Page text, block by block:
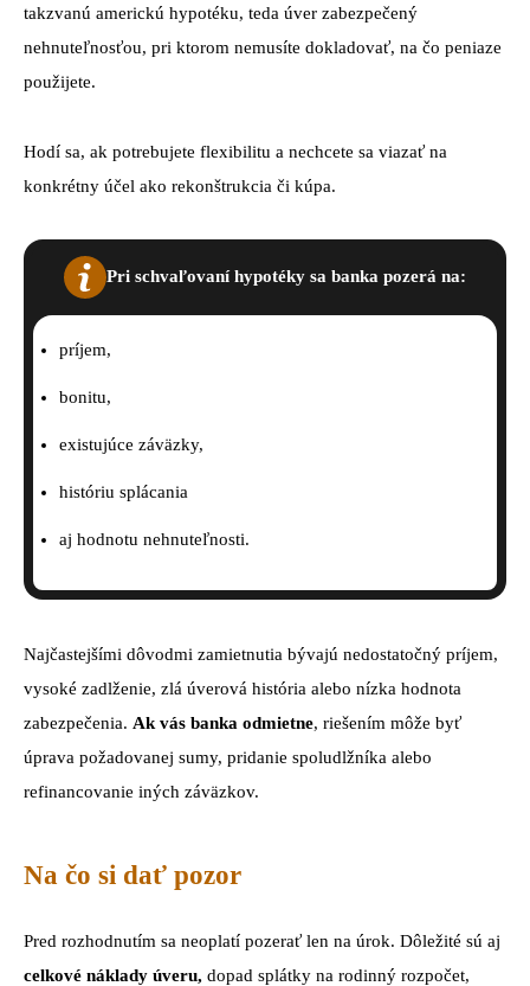
takzvanú americkú hypotéku, teda úver zabezpečený
nehnuteľnosťou, pri ktorom nemusíte dokladovať, na čo peniaze
použijete.
Hodí sa, ak potrebujete flexibilitu a nechcete sa viazať na
konkrétny účel ako rekonštrukcia či kúpa.
Pri schvaľovaní hypotéky sa banka pozerá na:
príjem,
bonitu,
existujúce záväzky,
históriu splácania
aj hodnotu nehnuteľnosti.
Najčastejšími dôvodmi zamietnutia bývajú nedostatočný príjem,
vysoké zadlženie, zlá úverová história alebo nízka hodnota
zabezpečenia. Ak vás banka odmietne, riešením môže byť
úprava požadovanej sumy, pridanie spoludlžníka alebo
refinancovanie iných záväzkov.
Na čo si dať pozor
Pred rozhodnutím sa neoplatí pozerať len na úrok. Dôležité sú aj
celkové náklady úveru, dopad splátky na rodinný rozpočet,